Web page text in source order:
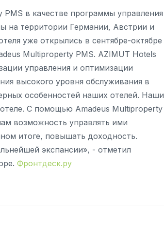
в качестве программы управления
на территории Германии, Австрии и
уже открылись в сентябре-октябре
Multiproperty PMS. AZIMUT Hotels
управления и оптимизации
высокого уровня обслуживания в
особенностей наших отелей. Наши
C помощью Amadeus Multiproperty
возможность управлять ими
итоге, повышать доходность.
экспансии», - отметил
Фронтдеск.ру